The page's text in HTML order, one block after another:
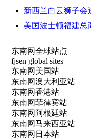
新西兰白云狮子会
美国波士顿福建总
东南网全球站点
fjsen global sites
东南网美国站
东南网澳大利亚站
东南网香港站
东南网菲律宾站
东南网阿根廷站
东南网马来西亚站
东南网日本站